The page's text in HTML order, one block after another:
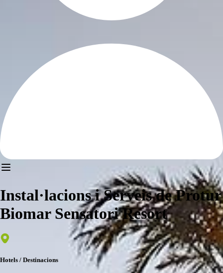
Instal·lacions i Serveis de Protur
Biomar Sensatori Resort
Hotels / Destinacions